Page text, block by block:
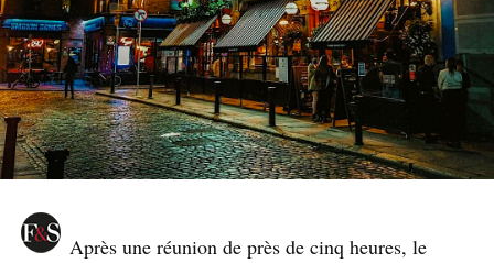
Après une réunion de près de cinq heures, le